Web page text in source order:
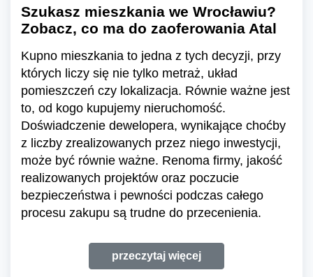
Szukasz mieszkania we Wrocławiu?
Zobacz, co ma do zaoferowania Atal
Kupno mieszkania to jedna z tych decyzji, przy
których liczy się nie tylko metraż, układ
pomieszczeń czy lokalizacja. Równie ważne jest
to, od kogo kupujemy nieruchomość.
Doświadczenie dewelopera, wynikające choćby
z liczby zrealizowanych przez niego inwestycji,
może być równie ważne. Renoma firmy, jakość
realizowanych projektów oraz poczucie
bezpieczeństwa i pewności podczas całego
procesu zakupu są trudne do przecenienia.
przeczytaj więcej